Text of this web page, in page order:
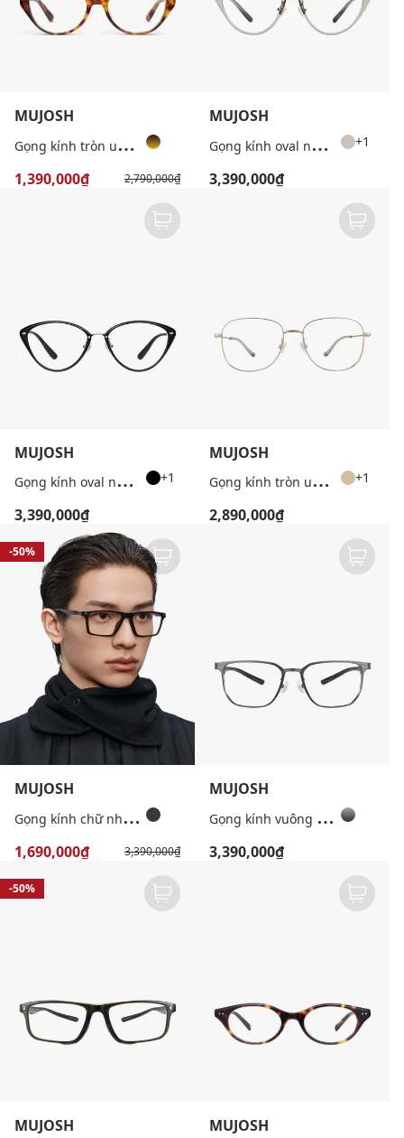
MUJOSH
G
ọng kính tròn unisex bản dày thời trang
1,390,000₫ 2,790,000₫
MUJOSH
G
ọng kính oval nữ bản mảnh cá tính +1
3,390,000₫
MUJOSH
G
ọng kính oval nữ bản mảnh cá tính +1
3,390,000₫
MUJOSH
G
ọng kính tròn unisex dáng mảnh cao cấp +1
2,890,000₫
-50%
MUJOSH
G
ọng kính chữ nhật nam bản vừa hiện đại
1,690,000₫ 3,390,000₫
MUJOSH
G
ọng kính vuông unisex bản vừa thời trang
3,390,000₫
-50%
MUJOSH MUJOSH